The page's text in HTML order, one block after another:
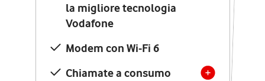
la migliore tecnologia
Vodafone
Modem con Wi-Fi 6
Chiamate a consumo
Vodafone
Modem Seven con Wi-Fi 7
Chiamate illimitate verso
numeri fissi e mobili
nazionali